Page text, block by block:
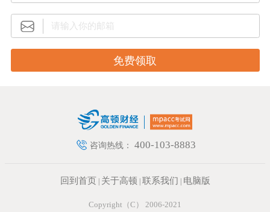
咨询热线： 400-103-8883
回到首页 关于高顿 联系我们 电脑版
Copyright（C） 2006-2021